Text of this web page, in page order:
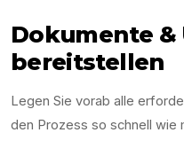
Dokumente
bereitstellen
Legen Sie vorab alle
den Prozess so schnell wie